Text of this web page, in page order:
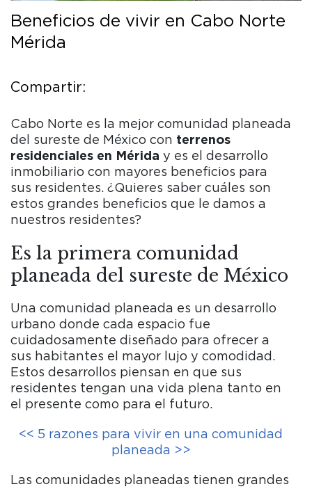
Amenidades
Blog
Beneficios de vivir en Cabo Norte
Mérida
Compartir:
Cabo Norte es la mejor comunidad planeada
del sureste de México con terrenos
residenciales en Mérida y es el desarrollo
inmobiliario con mayores beneficios para
sus residentes. ¿Quieres saber cuáles son
estos grandes beneficios que le damos a
nuestros residentes?
Es la primera comunidad
planeada del sureste de México
Una comunidad planeada es un desarrollo
urbano donde cada espacio fue
cuidadosamente diseñado para ofrecer a
sus habitantes el mayor lujo y comodidad.
Estos desarrollos piensan en que sus
residentes tengan una vida plena tanto en
el presente como para el futuro.
<< 5 razones para vivir en una comunidad
planeada >>
Las comunidades planeadas tienen grandes